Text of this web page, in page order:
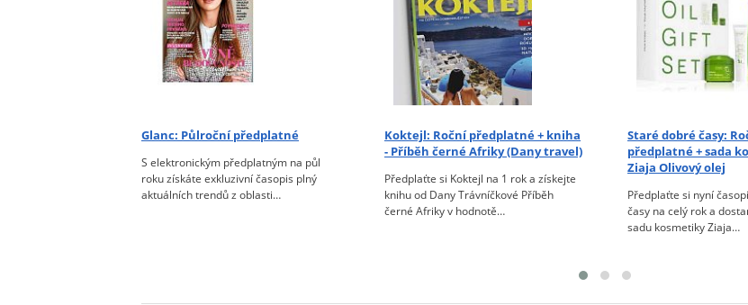
Glanc: Půlroční předplatné
S elektronickým předplatným na půl
roku získáte exkluzivní časopis plný
aktuálních trendů z oblasti…
Koktejl: Roční předplatné + kniha
- Příběh černé Afriky (Dany travel)
Předplaťte si Koktejl na 1 rok a získejte
knihu od Dany Trávníčkové Příběh
černé Afriky v hodnotě…
Staré dobré časy:
předplatné + sada
Ziaja Olivový olej
Předplaťte si nyní
časy na celý rok a
sadu kosmetiky Ziaja…